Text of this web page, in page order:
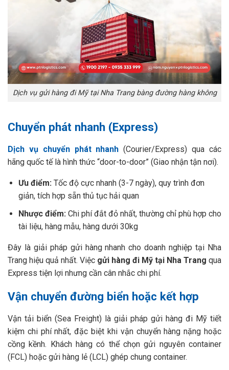
Dịch vụ gửi hàng đi Mỹ tại Nha Trang bàng đường hàng không
Chuyển phát nhanh (Express)
Dịch vụ chuyển phát nhanh (Courier/Express) qua các
hãng quốc tế là hình thức “door-to-door” (Giao nhận tận nơi).
Ưu điểm: Tốc độ cực nhanh (3-7 ngày), quy trình đơn
giản, tích hợp sẵn thủ tục hải quan
Nhược điểm: Chi phí đắt đỏ nhất, thường chỉ phù hợp cho
tài liệu, hàng mẫu, hàng dưới 30kg
Đây là giải pháp gửi hàng nhanh cho doanh nghiệp tại Nha
Trang hiệu quả nhất. Việc gửi hàng đi Mỹ tại Nha Trang qua
Express tiện lợi nhưng cần cân nhắc chi phí.
Vận chuyển đường biển hoặc kết hợp
Vận tải biển (Sea Freight) là giải pháp gửi hàng đi Mỹ tiết
kiệm chi phí nhất, đặc biệt khi vận chuyển hàng nặng hoặc
cồng kềnh. Khách hàng có thể chọn gửi nguyên container
(FCL) hoặc gửi hàng lẻ (LCL) ghép chung container.